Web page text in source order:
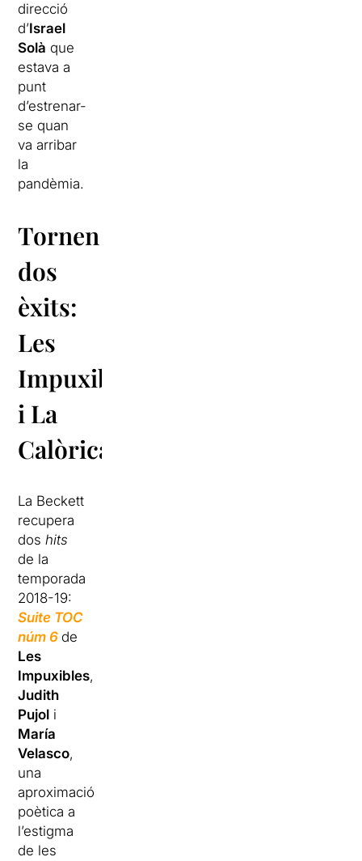
direcció
d’Israel
Solà que
estava a
punt
d’estrenar-
se quan
va arribar
la
pandèmia.
Tornen
dos
èxits:
Les
Impuxibles
i La
Calòrica
La Beckett
recupera
doshits
de la
temporada
2018-19:
Suite TOC
núm 6de
Les
Impuxibles,
Judith
Pujol i
María
Velasco,
una
aproximació
poètica a
l’estigma
de les